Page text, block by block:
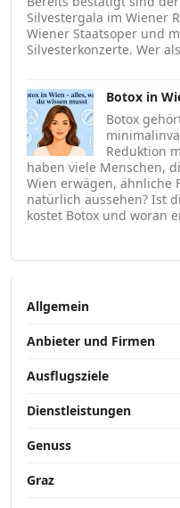
Silvestergala im Wiener
Wiener Staatsoper und
Silvesterkonzerte. Wer
Botox in
Botox
Reduktion
haben viele Menschen,
Wien erwägen, ähnliche
natürlich aussehen? Ist
kostet Botox und woran
Allgemein
Anbieter und Firmen
Ausflugsziele
Dienstleistungen
Genuss
Graz